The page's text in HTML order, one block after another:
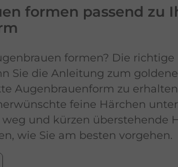
formen passend zu
formen? Die
Sie die Anleitung zum
Augenbrauenform zu
feine Härchen
und kürzen überstehende
wie Sie am besten vorgehen.